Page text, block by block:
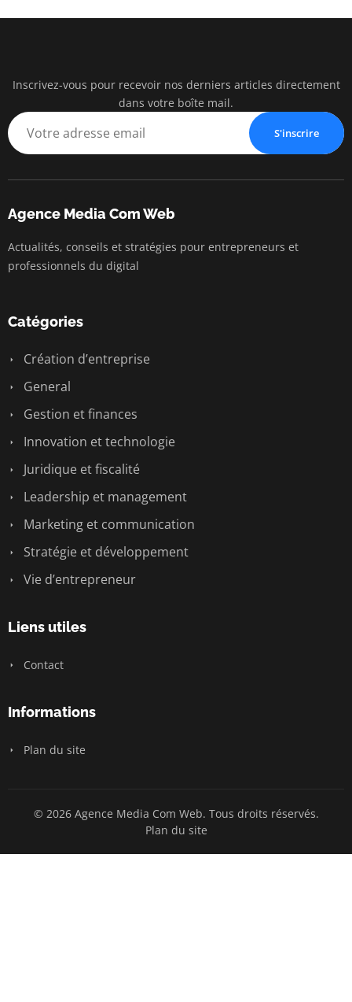
Inscrivez-vous pour recevoir nos derniers articles directement
dans votre boîte mail.
S'inscrire
Agence Media Com Web
Actualités, conseils et stratégies pour entrepreneurs et
professionnels du digital
Catégories
Création d’entreprise
General
Gestion et finances
Innovation et technologie
Juridique et fiscalité
Leadership et management
Marketing et communication
Stratégie et développement
Vie d’entrepreneur
Liens utiles
Contact
Informations
Plan du site
© 2026 Agence Media Com Web. Tous droits réservés.
Plan du site